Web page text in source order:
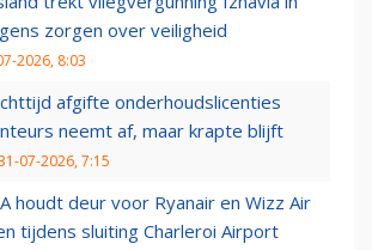
zorgen over veiligheid
2026, 8:03
afgifte onderhoudslicenties
neemt af, maar krapte blijft
07-2026, 7:15
houdt deur voor Ryanair en Wizz Air
tijdens sluiting Charleroi Airport